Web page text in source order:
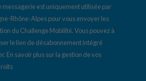
messagerie est uniquement utilisée par
Rhône-Alpes pour vous envoyer les
du Challenge Mobilité. Vous pouvez à
le lien de désabonnement intégré
En savoir plus sur la gestion de vos